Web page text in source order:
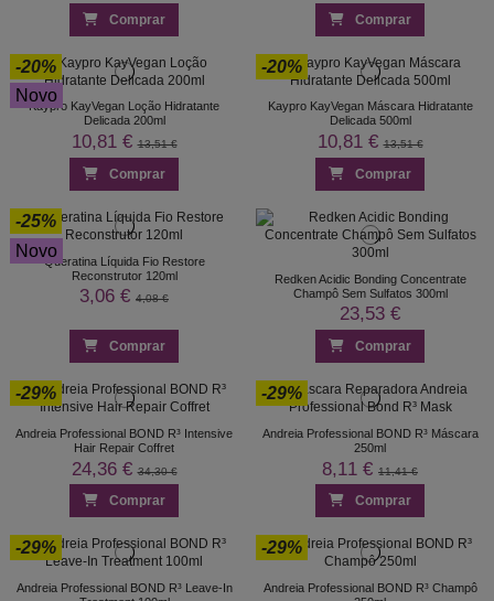
Comprar Comprar
-20%
Novo
Kaypro KayVegan Loção Hidratante
Delicada 200ml
10,81 €13,51 €
Comprar
-20%
Kaypro KayVegan Máscara Hidratante
Delicada 500ml
10,81 €13,51 €
Comprar
-25%
Novo
Queratina Líquida Fio Restore
Reconstrutor 120ml
3,06 € 4,08 €
Comprar
Redken Acidic Bonding Concentrate
Champô Sem Sulfatos 300ml
23,53 €
Comprar
-29%
Andreia Professional BOND R³ Intensive
Hair Repair Coffret
24,36 €34,30 €
Comprar
-29%
Andreia Professional BOND R³ Máscara
250ml
8,11 € 11,41 €
Comprar
-29%
Andreia Professional BOND R³ Leave-In
-29%
Andreia Professional BOND R³ Champô